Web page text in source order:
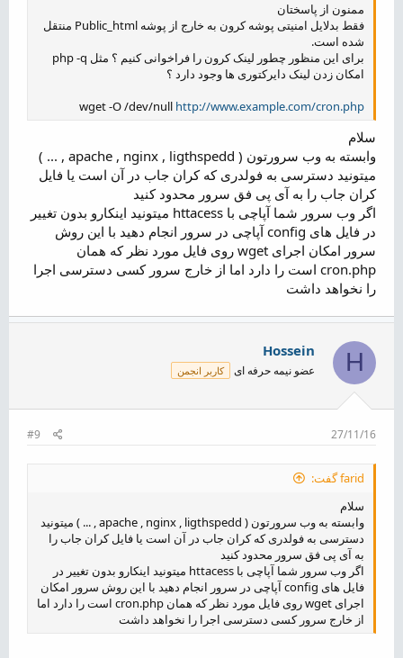
ممنون از پاسختان
فقط بدلایل امنیتی پوشه کرون به خارج از پوشه Public_html منتقل
شده است.
برای این منظور چطور لینک کرون را فراخوانی کنیم ؟ مثل php -q
امکان زدن لینک دایرکتوری ها وجود دارد ؟
wget -O /dev/null http://www.example.com/cron.php
سلام
وابسته به وب سرورتون ( apache , nginx , ligthspedd , ... )
میتونید دسترسی به فولدری که کران جاب در آن است یا فایل
کران جاب را به آی پی فق سرور محدود کنید
اگر وب سرور شما آپاچی با httacess میتونید اینکارو بدون تغییر
در فایل های config آپاچی در سرور انجام دهید با این روش
سرور امکان اجرای wget روی فایل مورد نظر که همان
cron.php است را دارد اما از خارج سرور کسی دسترسی اجرا
را نخواهد داشت
H
Hossein
عضو نیمه حرفه ای کاربر انجمن
27/11/16
#9
farid گفت:
سلام
وابسته به وب سرورتون ( apache , nginx , ligthspedd , ... ) میتونید
دسترسی به فولدری که کران جاب در آن است یا فایل کران جاب را
به آی پی فق سرور محدود کنید
اگر وب سرور شما آپاچی با httacess میتونید اینکارو بدون تغییر در
فایل های config آپاچی در سرور انجام دهید با این روش سرور امکان
اجرای wget روی فایل مورد نظر که همان cron.php است را دارد اما
از خارج سرور کسی دسترسی اجرا را نخواهد داشت